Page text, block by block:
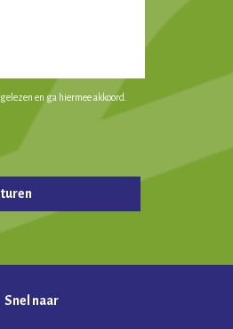
gelezen en ga hiermee akkoord.
Snel naar